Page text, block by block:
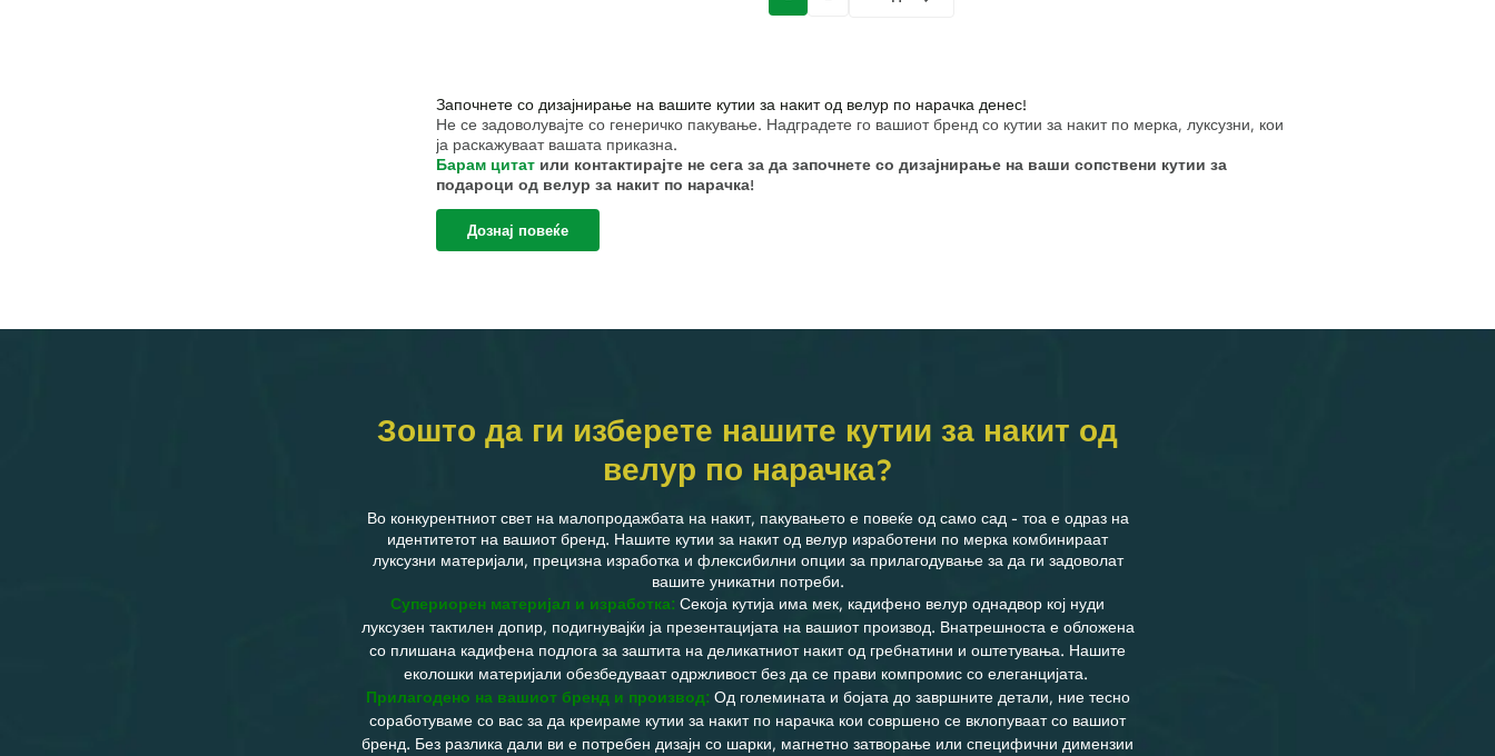
Започнете со дизајнирање на вашите кутии за накит од велур по нарачка денес!
Не се задоволувајте со генеричко пакување. Надградете го вашиот бренд со кутии за накит по мерка, луксузни, кои
ја раскажуваат вашата приказна.
Барам цитат или контактирајте не сега за да започнете со дизајнирање на ваши сопствени кутии за
подароци од велур за накит по нарачка!
Изработени за да импресионираат и изградени за да траат. Трансформирајте ја вашата презентација за накит со
нашите луксузни, прилагодливи кутии за накит од велур - каде што квалитетот се среќава со елеганцијата.
Дознај повеќе
Зошто да ги изберете нашите кутии за накит од
велур по нарачка?
Во конкурентниот свет на малопродажбата на накит, пакувањето е повеќе од само сад - тоа е одраз на
идентитетот на вашиот бренд. Нашите кутии за накит од велур изработени по мерка комбинираат
луксузни материјали, прецизна изработка и флексибилни опции за прилагодување за да ги задоволат
вашите уникатни потреби.
Супериорен материјал и изработка: Секоја кутија има мек, кадифено велур однадвор кој нуди
луксузен тактилен допир, подигнувајќи ја презентацијата на вашиот производ. Внатрешноста е обложена
со плишана кадифена подлога за заштита на деликатниот накит од гребнатини и оштетувања. Нашите
еколошки материјали обезбедуваат одржливост без да се прави компромис со елеганцијата.
Прилагодено на вашиот бренд и производ: Од големината и бојата до завршните детали, ние тесно
соработуваме со вас за да креираме кутии за накит по нарачка кои совршено се вклопуваат со вашиот
бренд. Без разлика дали ви е потребен дизајн со шарки, магнетно затворање или специфични димензии